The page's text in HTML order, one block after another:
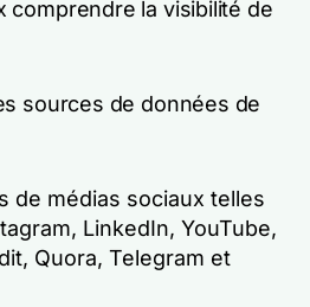
comprendre la visibilité de
sources de données de
de médias sociaux telles
LinkedIn, YouTube,
Quora, Telegram et